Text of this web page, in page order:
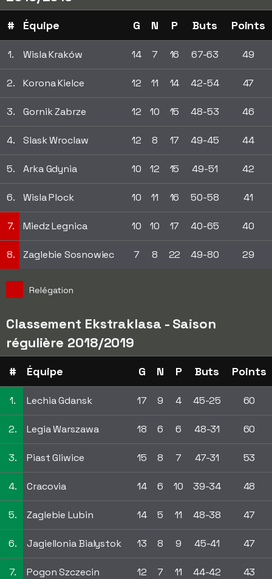
# Équipe G N P Buts Points
1. Wisla Kraków 14 7 16 67-63 49
2. Korona Kielce 12 11 14 42-54 47
3. Gornik Zabrze 12 10 15 48-53 46
4. Slask Wroclaw 12 8 17 49-45 44
5. Arka Gdynia 10 12 15 49-51 42
6. Wisla Plock 10 11 16 50-58 41
7. Miedz Legnica 10 10 17 40-65 40
8. Zaglebie Sosnowiec 7 8 22 49-80 29
Relégation
Classement Ekstraklasa - Saison
régulière 2018/2019
# Équipe G N P Buts Points
1. Lechia Gdansk 17 9 4 45-25 60
2. Legia Warszawa 18 6 6 48-31 60
3. Piast Gliwice 15 8 7 47-31 53
4. Cracovia 14 6 10 39-34 48
5. Zaglebie Lubin 14 5 11 48-38 47
6. Jagiellonia Bialystok 13 8 9 45-41 47
7. Pogon Szczecin 12 7 11 44-42 43